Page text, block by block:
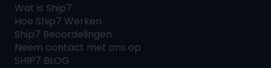
Wat is Ship7
Hoe Ship7 Werken
Ship7 Beoordelingen
Neem contact met ons op
SHIP7 BLOG